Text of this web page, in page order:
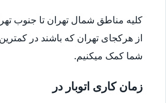
کلیه مناطق شمال تهران تا جنوب
از هرکجای تهران که باشند در
شما کمک میکنیم.
زمان کاری اتوبار در